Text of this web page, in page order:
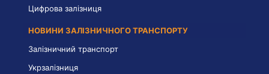
Цифрова залізниця
НОВИНИ ЗАЛІЗНИЧНОГО ТРАНСПОРТУ
Залізничний транспорт
Укрзалізниця